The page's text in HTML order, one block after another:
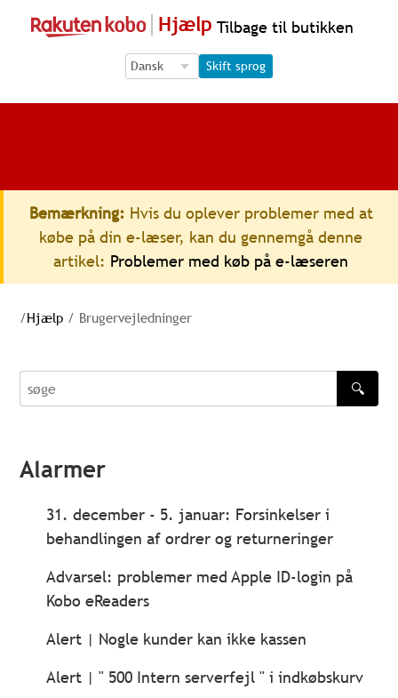
Hjælp Tilbage til butikken
Language Selection
Language Selection
Skift sprog
Bemærkning: Hvis du oplever problemer med at
købe på din e-læser, kan du gennemgå denne
artikel: Problemer med køb på e-læseren
/Hjælp / Brugervejledninger
søge
🔍
Alarmer
31. december - 5. januar: Forsinkelser i
behandlingen af ordrer og returneringer
Advarsel: problemer med Apple ID-login på
Kobo eReaders
Alert | Nogle kunder kan ikke kassen
Alert | " 500 Intern serverfejl " i indkøbskurv